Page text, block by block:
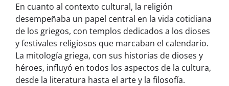
En cuanto al contexto cultural, la religión
desempeñaba un papel central en la vida cotidiana
de los griegos, con templos dedicados a los dioses
y festivales religiosos que marcaban el calendario.
La mitología griega, con sus historias de dioses y
héroes, influyó en todos los aspectos de la cultura,
desde la literatura hasta el arte y la filosofía.